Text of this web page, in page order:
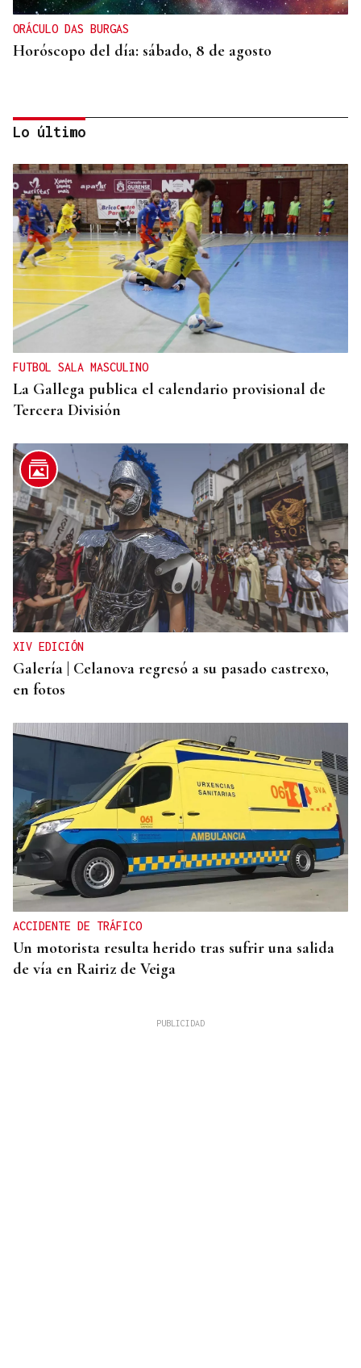
ORÁCULO DAS BURGAS
Horóscopo del día: sábado, 8 de agosto
SEGURIDAD INFANTIL
Un tribunal de Estados Unidos multa a Meta con
567 millones de dólares por perjudicar la salud
mental de los menores
Lo último
FUTBOL SALA MASCULINO
La Gallega publica el calendario provisional de
Tercera División
XIV EDICIÓN
Galería | Celanova regresó a su pasado castrexo,
en fotos
ACCIDENTE DE TRÁFICO
Un motorista resulta herido tras sufrir una salida
de vía en Rairiz de Veiga